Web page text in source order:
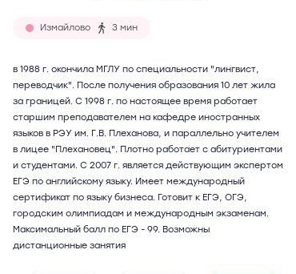
Измайлово 3 мин
в 1988 г. окончила МГЛУ по специальности "лингвист,
переводчик". После получения образования 10 лет жила
за границей. С 1998 г. по настоящее время работает
старшим преподавателем на кафедре иностранных
языков в РЭУ им. Г.В. Плеханова, и параллельно учителем
в лицее "Плехановец". Плотно работает с абитуриентами
и студентами. С 2007 г. является действующим экспертом
ЕГЭ по английскому языку. Имеет международный
сертификат по языку бизнеса. Готовит к ЕГЭ, ОГЭ,
городским олимпиадам и международным экзаменам.
Максимальный балл по ЕГЭ - 99. Возможны
дистанционные занятия